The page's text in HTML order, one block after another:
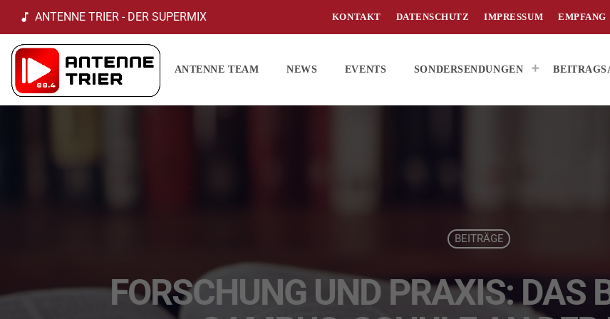
music_note ANTENNE TRIER - DER SUPERMIX KONTAKT DATENSCHUTZ IMPRESSUM EMPFANG
ANTENNE TEAM NEWS EVENTS SONDERSENDUNGEN
BEITRÄGE
FORSCHUNG UND PRAXIS: DAS